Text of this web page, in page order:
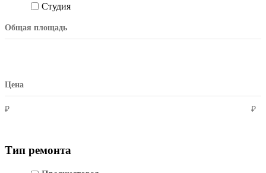
Студия
Общая площадь
Цена
₽ ₽
Тип ремонта